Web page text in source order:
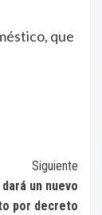
que
Siguiente
un nuevo
por decreto